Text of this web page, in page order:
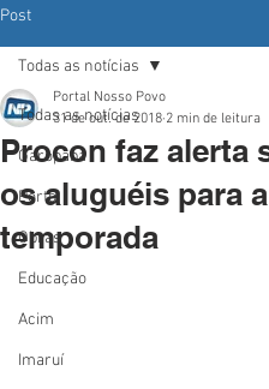
Post
Todas as notícias
Garopaba
Porto
Obras
Educação
Acim
Imaruí
Todas as notícias
Procon faz alerta
os aluguéis para a
temporada
Portal Nosso Povo
31 de out. de 2018 2 min de leitura